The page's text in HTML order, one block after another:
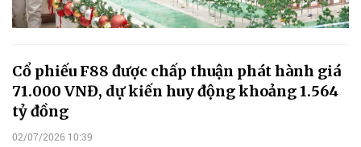
Cổ phiếu F88 được chấp thuận phát hành giá
71.000 VNĐ, dự kiến huy động khoảng 1.564
tỷ đồng
02/07/2026 10:39